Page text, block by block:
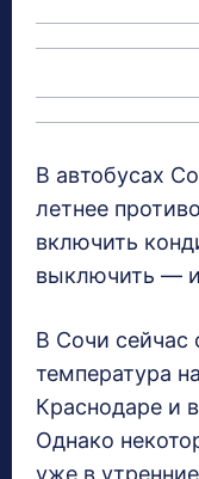
В автобусах
летнее
включить
выключить —
В Сочи сейчас
температура
Краснодаре и
Однако